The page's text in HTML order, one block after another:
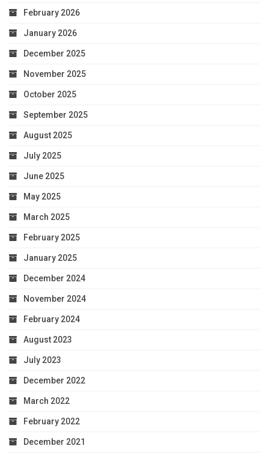
February 2026
January 2026
December 2025
November 2025
October 2025
September 2025
August 2025
July 2025
June 2025
May 2025
March 2025
February 2025
January 2025
December 2024
November 2024
February 2024
August 2023
July 2023
December 2022
March 2022
February 2022
December 2021